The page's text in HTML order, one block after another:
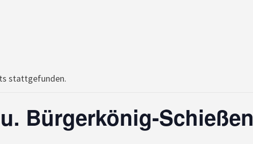
stattgefunden.
Bürgerkönig-Schießen